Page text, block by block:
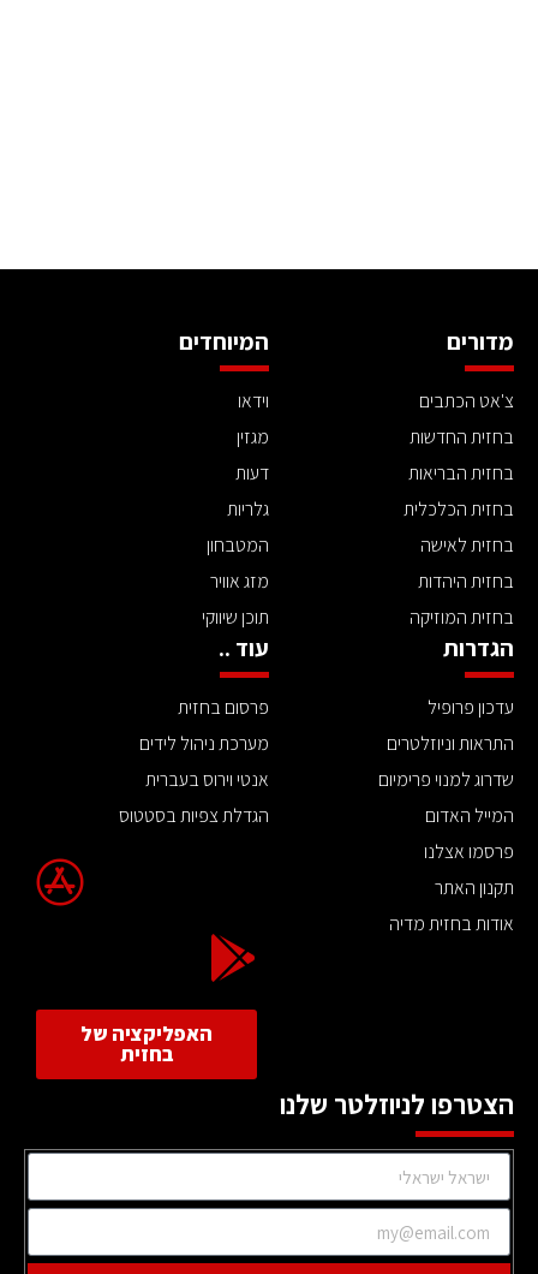
מדורים
צ'אט הכתבים
בחזית החדשות
בחזית הבריאות
בחזית הכלכלית
בחזית לאישה
בחזית היהדות
בחזית המוזיקה
המיוחדים
וידאו
מגזין
דעות
גלריות
המטבחון
מזג אוויר
תוכן שיווקי
הגדרות
עדכון פרופיל
התראות וניוזלטרים
שדרוג למנוי פרימיום
המייל האדום
פרסמו אצלנו
תקנון האתר
אודות בחזית מדיה
עוד ..
פרסום בחזית
מערכת ניהול לידים
אנטי וירוס בעברית
הגדלת צפיות בסטטוס
האפליקציה של
בחזית
הצטרפו לניוזלטר שלנו